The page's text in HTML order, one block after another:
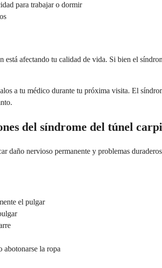
para trabajar o dormir
está afectando tu calidad de vida. Si bien el
a tu médico durante tu próxima visita. El
del síndrome del túnel
daño nervioso permanente y problemas
el pulgar
abotonarse la ropa